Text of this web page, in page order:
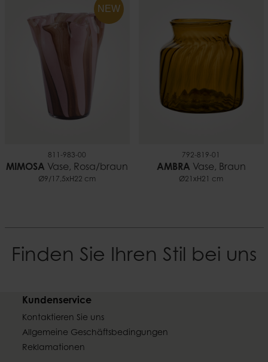
NEW
811-983-00
MIMOSA Vase, Rosa/braun
Ø9/17,5xH22 cm
792-819-01
AMBRA Vase, Braun
Ø21xH21 cm
Finden Sie Ihren Stil bei uns
Kundenservice
Kontaktieren Sie uns
Allgemeine Geschäftsbedingungen
Reklamationen